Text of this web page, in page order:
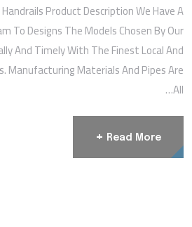
Product Description We Have A
To Designs The Models Chosen By Our
And Timely With The Finest Local And
Manufacturing Materials And Pipes Are
All…
Read More
+